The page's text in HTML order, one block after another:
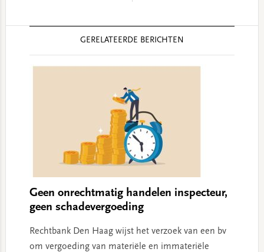
GERELATEERDE BERICHTEN
Geen onrechtmatig handelen inspecteur,
geen schadevergoeding
Rechtbank Den Haag wijst het verzoek van een bv
om vergoeding van materiële en immateriële